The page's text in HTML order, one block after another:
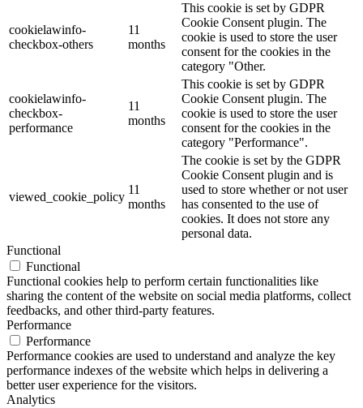
cookielawinfo-
checkbox-others
11
months
This cookie is set by GDPR
Cookie Consent plugin. The
cookie is used to store the user
consent for the cookies in the
category "Other.
cookielawinfo-
checkbox-
performance
11
months
This cookie is set by GDPR
Cookie Consent plugin. The
cookie is used to store the user
consent for the cookies in the
category "Performance".
viewed_cookie_policy
11
months
The cookie is set by the GDPR
Cookie Consent plugin and is
used to store whether or not user
has consented to the use of
cookies. It does not store any
personal data.
Functional
Functional
Functional cookies help to perform certain functionalities like
sharing the content of the website on social media platforms, collect
feedbacks, and other third-party features.
Performance
Performance
Performance cookies are used to understand and analyze the key
performance indexes of the website which helps in delivering a
better user experience for the visitors.
Analytics